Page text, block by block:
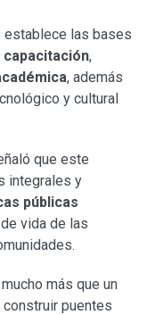
establece las bases
capacitación,
, además
y cultural
que este
integrales y
públicas
vida de las
más que un
puentes